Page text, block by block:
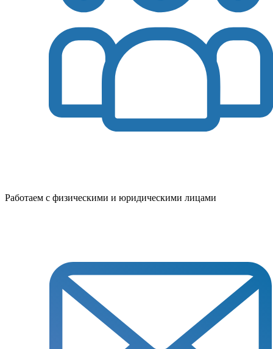
Работаем с физическими и юридическими лицами